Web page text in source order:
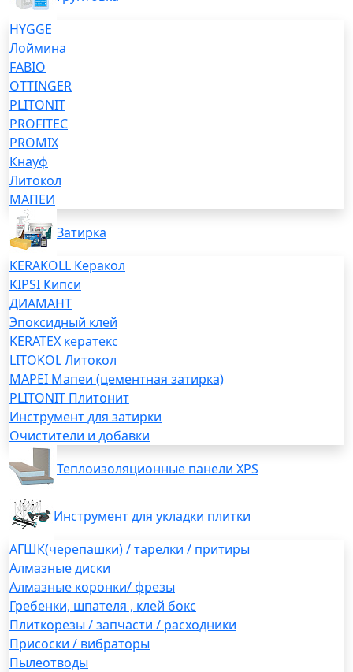
HYGGE
Лоймина
FABIO
OTTINGER
PLITONIT
PROFITEC
PROMIX
Кнауф
Литокол
МАПЕИ
Затирка
KERAKOLL Керакол
KIPSI Кипси
ДИАМАНТ
Эпоксидный клей
KERATEX кератекс
LITOKOL Литокол
MAPEI Мапеи (цементная затирка)
PLITONIT Плитонит
Инструмент для затирки
Очистители и добавки
Теплоизоляционные панели XPS
Инструмент для укладки плитки
АГШК(черепашки) / тарелки / притиры
Алмазные диски
Алмазные коронки/ фрезы
Гребенки, шпателя , клей бокс
Плиткорезы / запчасти / расходники
Присоски / вибраторы
Пылеотводы